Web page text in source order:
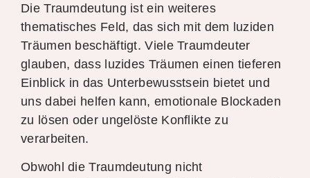
Die Traumdeutung ist ein weiteres
thematisches Feld, das sich mit dem luziden
Träumen beschäftigt. Viele Traumdeuter
glauben, dass luzides Träumen einen tieferen
Einblick in das Unterbewusstsein bietet und
uns dabei helfen kann, emotionale Blockaden
zu lösen oder ungelöste Konflikte zu
verarbeiten.
Obwohl die Traumdeutung nicht